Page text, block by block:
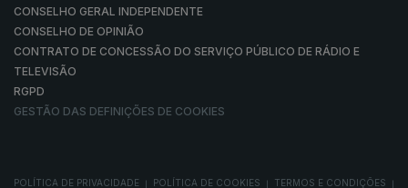
CONSELHO GERAL INDEPENDENTE
CONSELHO DE OPINIÃO
CONTRATO DE CONCESSÃO DO SERVIÇO PÚBLICO DE RÁDIO E
TELEVISÃO
RGPD
GESTÃO DAS DEFINIÇÕES DE COOKIES
POLÍTICA DE PRIVACIDADE POLÍTICA DE COOKIES TERMOS E CONDIÇÕES